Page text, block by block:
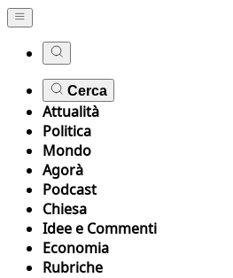
Cerca
Attualità
Politica
Mondo
Agorà
Podcast
Chiesa
Idee e Commenti
Economia
Rubriche